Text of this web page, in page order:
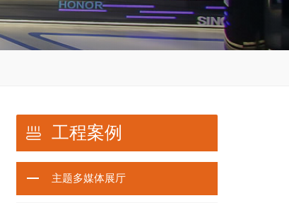
工程案例
主题多媒体展厅